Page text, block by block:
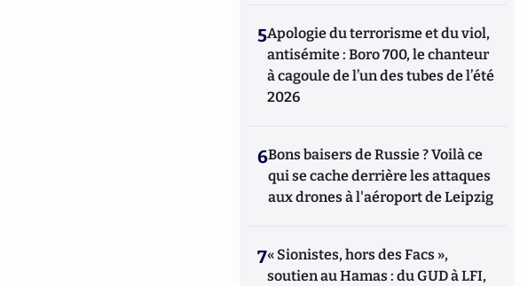
5Apologie du terrorisme et du viol,
antisémite : Boro 700, le chanteur
à cagoule de l’un des tubes de l’été
2026
6Bons baisers de Russie ? Voilà ce
qui se cache derrière les attaques
aux drones à l'aéroport de Leipzig
7« Sionistes, hors des Facs »,
soutien au Hamas : du GUD à LFI,